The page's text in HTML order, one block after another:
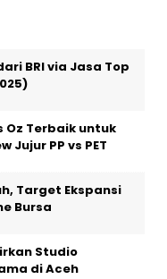
BRI via Jasa Top
Oz Terbaik untuk
Jujur PP vs PET
Target Ekspansi
Bursa
Studio
di Aceh